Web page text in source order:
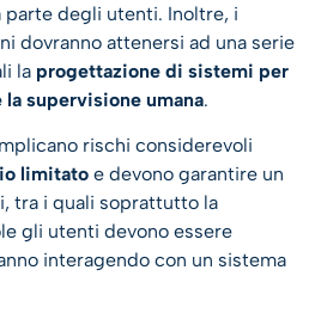
parte degli utenti. Inoltre, i
dovranno attenersi ad una serie
la progettazione di sistemi per
supervisione umana.
rischi considerevoli
limitato e devono garantire un
tra i quali soprattutto la
gli utenti devono essere
interagendo con un sistema